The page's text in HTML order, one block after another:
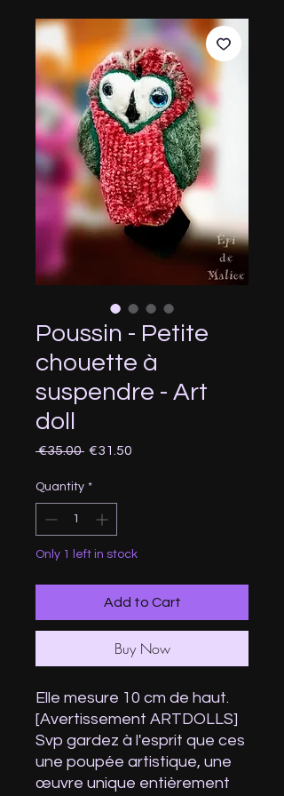
Poussin - Petite
chouette à
suspendre - Art
doll
€35.00 Regular
€31.50
Quantity *
Only 1 left in stock
Add to Cart
Buy Now
Elle mesure 10 cm de haut.
[Avertissement ARTDOLLS]
Svp gardez à l'esprit que ces
une poupée artistique, une
œuvre unique entièrement